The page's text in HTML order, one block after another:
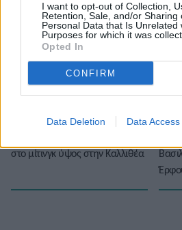
I want to opt-out of Collection,
Retention, Sale, and/or Sharing
Personal Data that Is Unrelated
Purposes for which it was
Opted In
CONFIRM
Data Deletion Data Access
Το άρθρο δεν έχει ακόμα βαθμολογηθεί.
Βαθμολογήστε αυτό το άρθρο:
★★
στο μίτινγκ ύψος στην Καλλιθέα